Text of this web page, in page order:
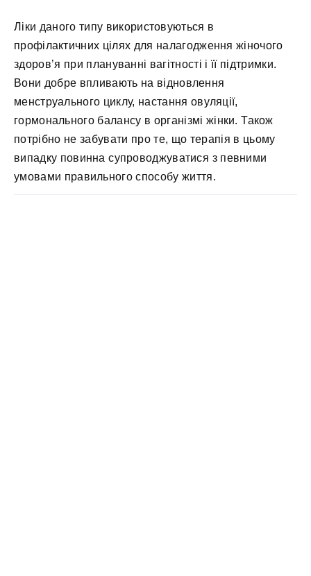
Ліки даного типу використовуються в
профілактичних цілях для налагодження жіночого
здоров’я при плануванні вагітності і її підтримки.
Вони добре впливають на відновлення
менструального циклу, настання овуляції,
гормонального балансу в організмі жінки. Також
потрібно не забувати про те, що терапія в цьому
випадку повинна супроводжуватися з певними
умовами правильного способу життя.